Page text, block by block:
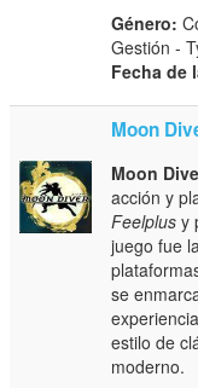
Género:
Gestión -
Fecha de
Moon
Moon
acción y
Feelplus y
juego fue
se
estilo de
moderno.